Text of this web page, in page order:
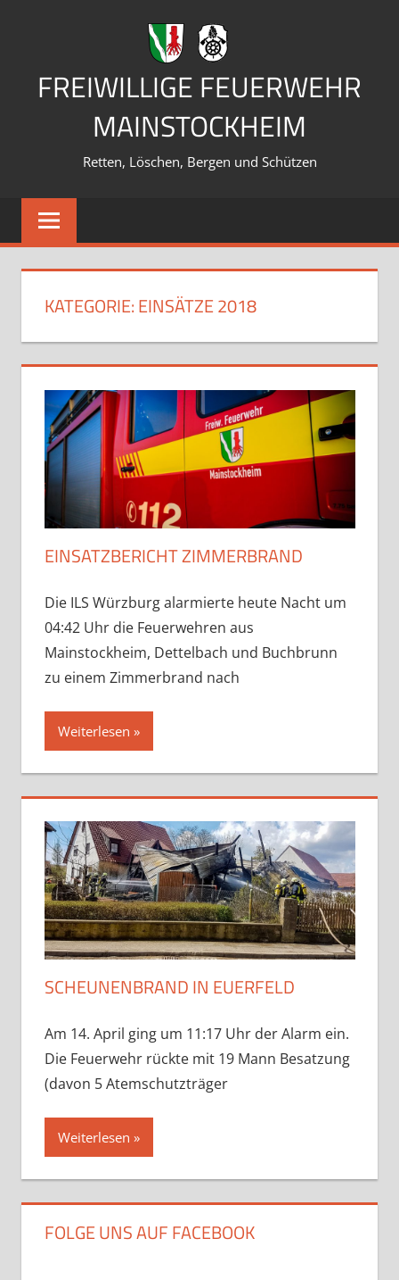
FREIWILLIGE FEUERWEHR
MAINSTOCKHEIM
Retten, Löschen, Bergen und Schützen
KATEGORIE:EINSÄTZE 2018
EINSATZBERICHT ZIMMERBRAND
Die ILS Würzburg alarmierte heute Nacht um
04:42 Uhr die Feuerwehren aus
Mainstockheim, Dettelbach und Buchbrunn
zu einem Zimmerbrand nach
Weiterlesen
SCHEUNENBRAND IN EUERFELD
Am 14. April ging um 11:17 Uhr der Alarm ein.
Die Feuerwehr rückte mit 19 Mann Besatzung
(davon 5 Atemschutzträger
Weiterlesen
FOLGE UNS AUF FACEBOOK